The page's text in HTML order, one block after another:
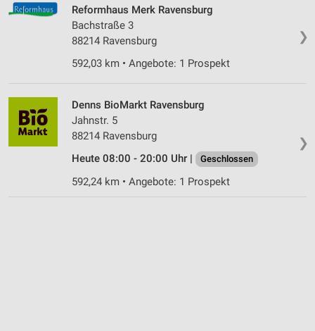
❯
Reformhaus Merk Ravensburg
Bachstraße 3
88214 Ravensburg
592,03 km • Angebote: 1 Prospekt
❯
Denns BioMarkt Ravensburg
Jahnstr. 5
88214 Ravensburg
Heute 08:00 - 20:00 Uhr |
Geschlossen
592,24 km • Angebote: 1 Prospekt